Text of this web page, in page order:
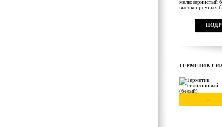
мелкозернистый
высокопрочных
ГЕРМЕТИК
-